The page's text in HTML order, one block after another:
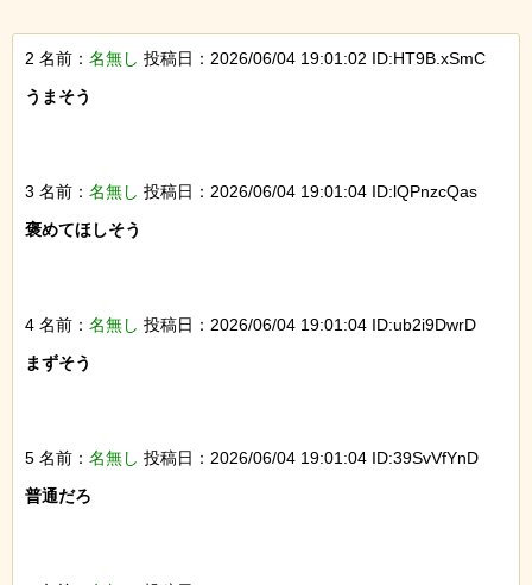
2 名前： 名無し 投稿日：2026/06/04 19:01:02 ID:HT9B.xSmC
うまそう
3 名前： 名無し 投稿日：2026/06/04 19:01:04 ID:lQPnzcQas
褒めてほしそう
4 名前： 名無し 投稿日：2026/06/04 19:01:04 ID:ub2i9DwrD
まずそう
5 名前： 名無し 投稿日：2026/06/04 19:01:04 ID:39SvVfYnD
普通だろ